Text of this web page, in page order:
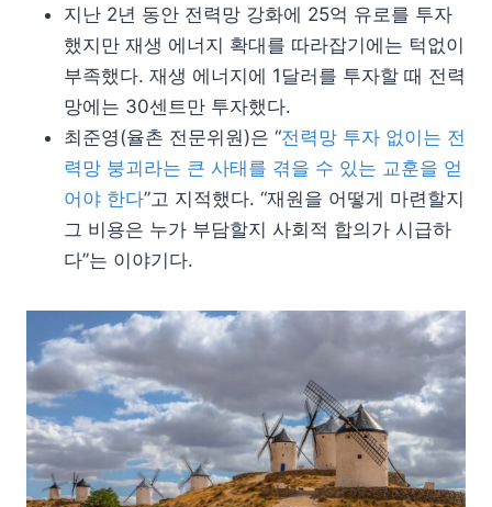
지난 2년 동안 전력망 강화에 25억 유로를 투자
했지만 재생 에너지 확대를 따라잡기에는 턱없이
부족했다. 재생 에너지에 1달러를 투자할 때 전력
망에는 30센트만 투자했다.
최준영(율촌 전문위원)은 “전력망 투자 없이는 전
력망 붕괴라는 큰 사태를 겪을 수 있는 교훈을 얻
어야 한다”고 지적했다. “재원을 어떻게 마련할지
그 비용은 누가 부담할지 사회적 합의가 시급하
다”는 이야기다.